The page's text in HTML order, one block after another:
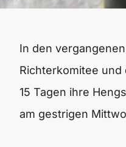
In den
Richterkomitee
15 Tagen ihre
am gestrigen